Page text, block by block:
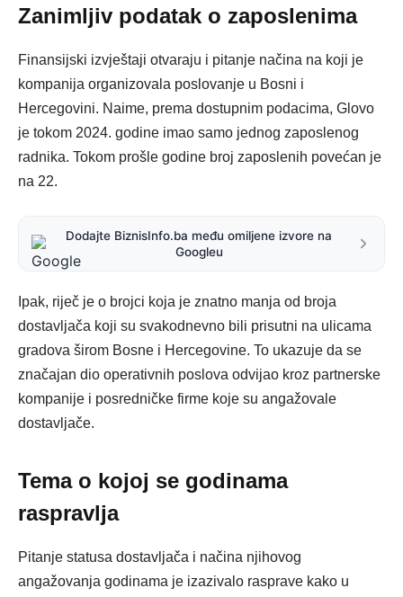
Zanimljiv podatak o zaposlenima
Finansijski izvještaji otvaraju i pitanje načina na koji je
kompanija organizovala poslovanje u Bosni i
Hercegovini. Naime, prema dostupnim podacima, Glovo
je tokom 2024. godine imao samo jednog zaposlenog
radnika. Tokom prošle godine broj zaposlenih povećan je
na 22.
Dodajte BiznisInfo.ba među omiljene izvore na
Googleu
Ipak, riječ je o brojci koja je znatno manja od broja
dostavljača koji su svakodnevno bili prisutni na ulicama
gradova širom Bosne i Hercegovine. To ukazuje da se
značajan dio operativnih poslova odvijao kroz partnerske
kompanije i posredničke firme koje su angažovale
dostavljače.
Tema o kojoj se godinama
raspravlja
Pitanje statusa dostavljača i načina njihovog
angažovanja godinama je izazivalo rasprave kako u